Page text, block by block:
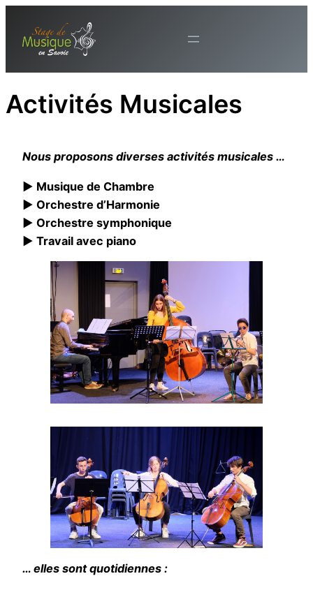
contenu
Activités Musicales
Nous proposons diverses activités musicales …
► Musique de Chambre
► Orchestre d’Harmonie
► Orchestre symphonique
► Travail avec piano
… elles sont quotidiennes :